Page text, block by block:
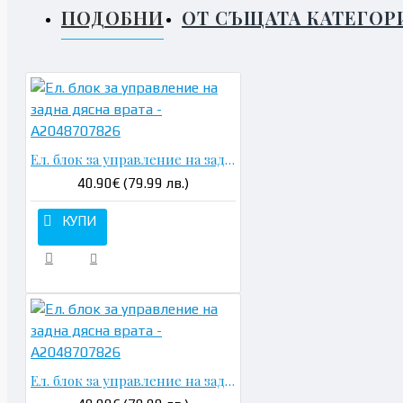
ПОДОБНИ ОТ СЪЩАТА
Ел. блок за управление на задна дясна врата - A2048707826
40.90€ (79.99 лв.)
КУПИ
Ел. блок за управление на задна дясна врата - A2048707826